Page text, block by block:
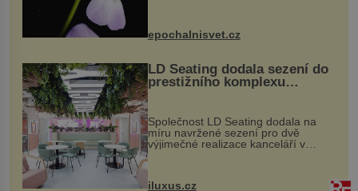
vstupenka...
epochalnisvet.cz
LD Seating dodala sezení do
prestižního komplexu
MediaCityUK v Salfordu
Společnost LD Seating dodala na
míru navržené sezení pro dvě
výjimečné realizace kanceláří v
areálu MediaCityUK v anglickém
budov Media...
iluxus.cz